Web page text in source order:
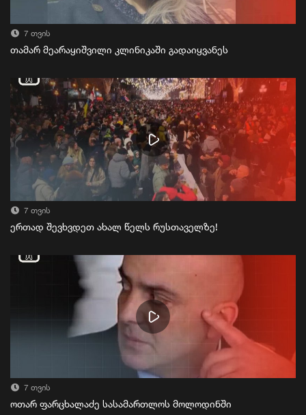
7 თვის
თამარ მეარაყიშვილი კლინიკაში გადაიყვანეს
7 თვის
ერთად შევხვდეთ ახალ წელს რუსთაველზე!
7 თვის
ოთარ ფარცხალაძე სასამართლოს მოლოდინში